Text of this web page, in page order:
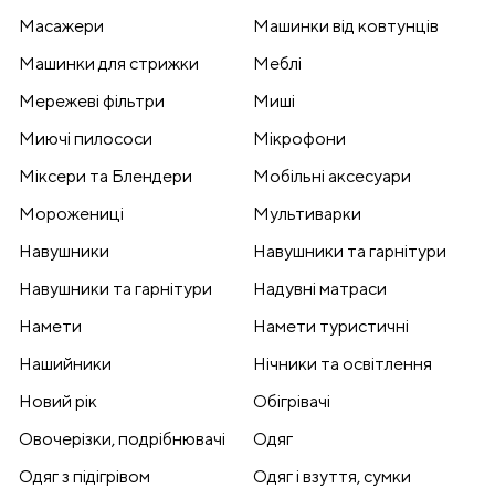
Масажери
Машинки від ковтунців
Машинки для стрижки
Меблі
Мережеві фільтри
Миші
Миючі пилососи
Мікрофони
Міксери та Блендери
Мобільні аксесуари
Морожениці
Мультиварки
Навушники
Навушники та гарнітури
Навушники та гарнітури
Надувні матраси
Намети
Намети туристичні
Нашийники
Нічники та освітлення
Новий рік
Обігрівачі
Овочерізки, подрібнювачі
Одяг
Одяг з підігрівом
Одяг і взуття, сумки